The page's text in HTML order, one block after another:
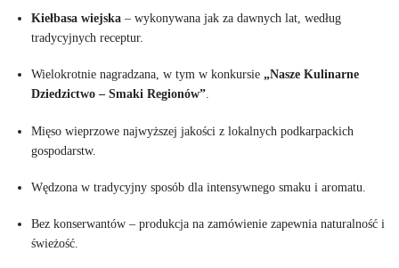
Kiełbasa wiejska – wykonywana jak za dawnych lat, według
tradycyjnych receptur.
Wielokrotnie nagradzana, w tym w konkursie „Nasze Kulinarne
Dziedzictwo – Smaki Regionów”.
Mięso wieprzowe najwyższej jakości z lokalnych podkarpackich
gospodarstw.
Wędzona w tradycyjny sposób dla intensywnego smaku i aromatu.
Bez konserwantów – produkcja na zamówienie zapewnia naturalność i
świeżość.